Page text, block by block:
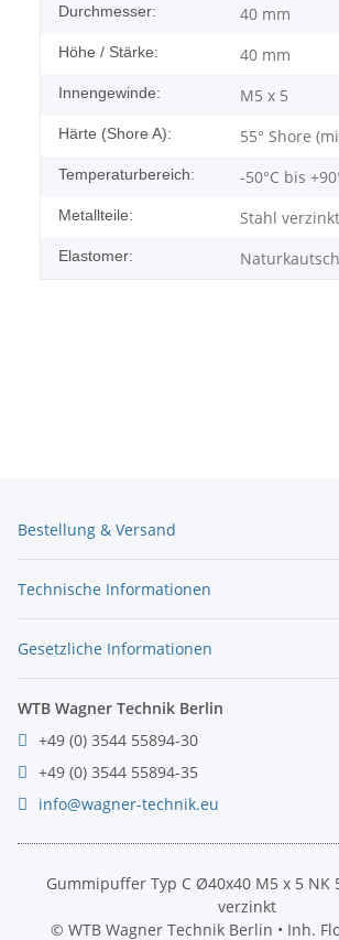
Durchmesser: 40 mm
Höhe / Stärke: 40 mm
Innengewinde: M5 x 5
Härte (Shore A): 55° Shore
Temperaturbereich: -50°C bis
Metallteile: Stahl verzinkt
Elastomer:
Bestellung & Versand
Technische Informationen
Gesetzliche Informationen
WTB Wagner Technik Berlin
+49 (0) 3544 55894-30
+49 (0) 3544 55894-35
info@wagner-technik.eu
Gummipuffer Typ C Ø40x40 M5 x 5 NK
verzinkt
© WTB Wagner Technik Berlin • Inh.